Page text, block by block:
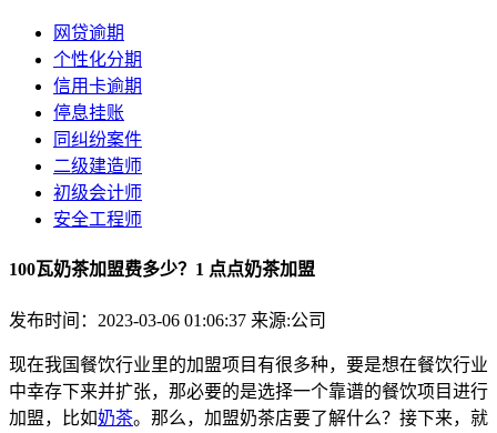
网贷逾期
个性化分期
信用卡逾期
停息挂账
同纠纷案件
二级建造师
初级会计师
安全工程师
100瓦奶茶加盟费多少？1 点点奶茶加盟
发布时间：2023-03-06 01:06:37 来源:公司
现在我国餐饮行业里的加盟项目有很多种，要是想在餐饮行业
中幸存下来并扩张，那必要的是选择一个靠谱的餐饮项目进行
加盟，比如奶茶。那么，加盟奶茶店要了解什么？接下来，就